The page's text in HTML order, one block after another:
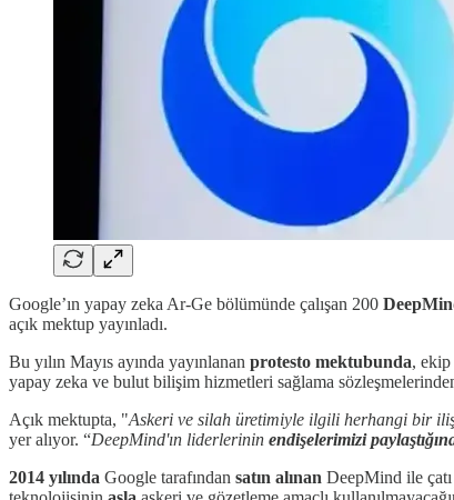
Google’ın yapay zeka Ar-Ge bölümünde çalışan 200
açık mektup yayınladı.
Bu yılın Mayıs ayında yayınlanan protesto mektubunda,
yapay zeka ve bulut bilişim hizmetleri sağlama
Açık mektupta, "Askeri ve silah üretimiyle ilgili herhangi bir
yer alıyor. “DeepMind'ın liderlerinin endişelerimizi
2014 yılında Google tarafından satın alınan DeepMind ile çatı